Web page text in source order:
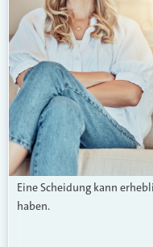
Eine Scheidung kann
haben.